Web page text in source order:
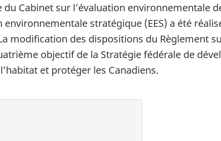
Cabinet sur l’évaluation environnementale
stratégique (EES) a été
modification des dispositions du Règlement
objectif de la Stratégie fédérale de
et protéger les Canadiens.